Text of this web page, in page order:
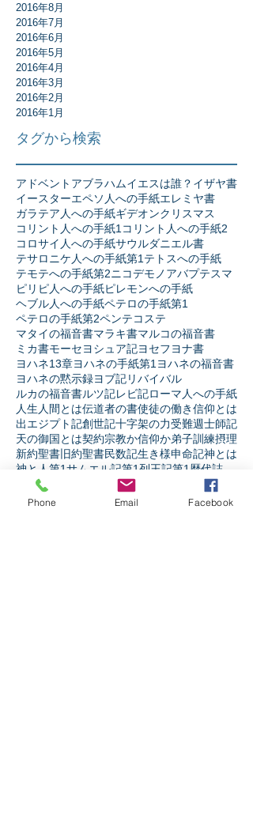
2016年8月
2016年7月
2016年6月
2016年5月
2016年4月
2016年3月
2016年2月
2016年1月
タグから検索
アドベント アブラハムイエスは誰？ イザヤ書
イースターエペソ人への手紙エレミヤ書
ガラテア人への手紙ギデオンクリスマス
コリント人への手紙1 コリント人への手紙2
コロサイ人への手紙サウルダニエル書
テサロニケ人への手紙第1 テトスへの手紙
テモテへの手紙第2ニコデモ ノアバプテスマ
ピリピ人への手紙ピレモンへの手紙
ヘブル人への手紙ペテロの手紙第1
ペテロの手紙第2ペンテコステ
マタイの福音書マラキ書マルコの福音書
ミカ書モーセヨシュア記ヨセフヨナ書
ヨハネ13章ヨハネの手紙第1 ヨハネの福音書
ヨハネの黙示録ヨブ記リバイバル
ルカの福音書ルツ記レビ記ローマ人への手紙
人生 人間とは伝道者の書使徒の働き信仰とは
出エジプト記創世記十字架の力受難週士師記
天の御国とは契約宗教か信仰か弟子訓練摂理
新約聖書 旧約聖書民数記生き様申命記神とは
神と人 第1サムエル記第1列王記第1歴代誌
第2サムエル記
第2列王記 箴言詩篇
ソーシャルメディア
Phone Email Facebook